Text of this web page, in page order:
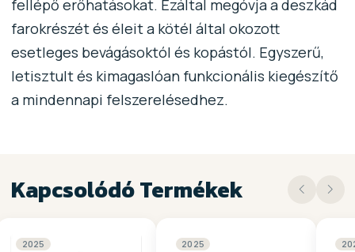
fellépő erőhatásokat. Ezáltal megóvja a deszkád
farokrészét és éleit a kötél által okozott
esetleges bevágásoktól és kopástól. Egyszerű,
letisztult és kimagaslóan funkcionális kiegészítő
a mindennapi felszerelésedhez.
Kapcsolódó Termékek
2025 2025